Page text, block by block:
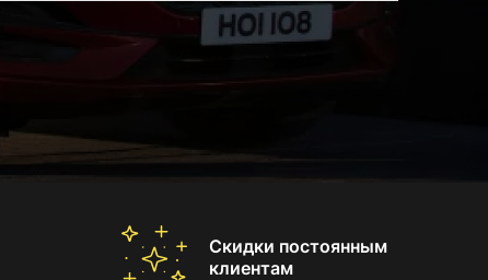
Скидки постоянным
клиентам